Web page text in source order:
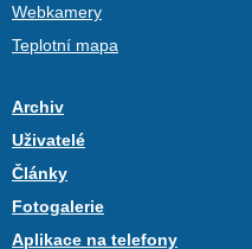
Webkamery
Teplotní mapa
Archiv
Uživatelé
Články
Fotogalerie
Aplikace na telefony